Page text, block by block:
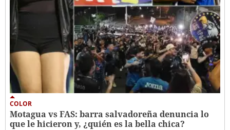
COLOR
Motagua vs FAS: barra salvadoreña denuncia lo
que le hicieron y, ¿quién es la bella chica?